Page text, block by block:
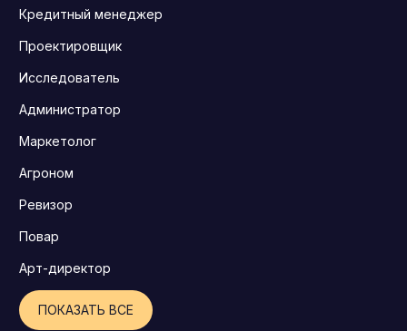
Кредитный менеджер
Проектировщик
Исследователь
Администратор
Маркетолог
Агроном
Ревизор
Повар
Арт-директор
ПОКАЗАТЬ ВСЕ